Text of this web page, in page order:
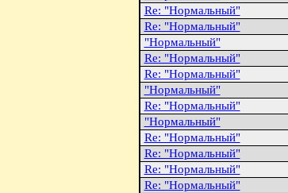
Re: "Hоpмальный"
Re: "Hоpмальный"
"Hоpмальный"
Re: "Hоpмальный"
Re: "Hоpмальный"
"Hоpмальный"
Re: "Hоpмальный"
"Hоpмальный"
Re: "Hоpмальный"
Re: "Hоpмальный"
Re: "Hоpмальный"
Re: "Hоpмальный"